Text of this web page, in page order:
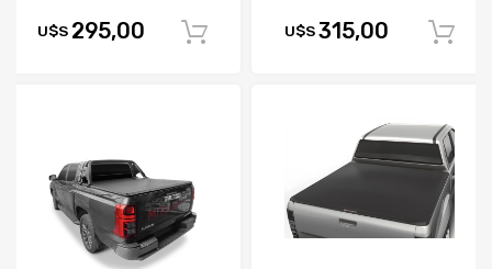
U$S 295,00 Comprar
U$S315,00